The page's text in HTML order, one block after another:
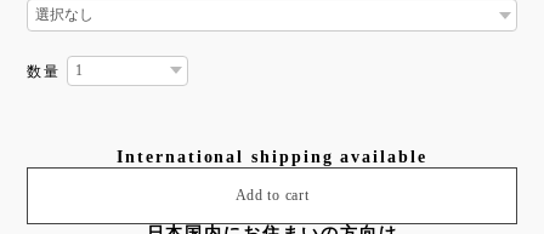
数量
International shipping available
Add to cart